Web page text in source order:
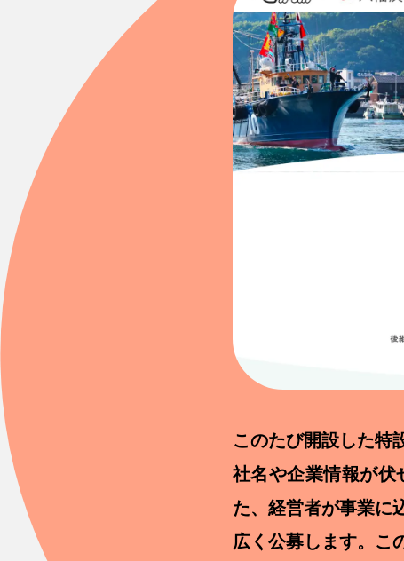
このたび開設した特
社名や企業情報が伏
た、経営者が事業に
広く公募します。こ